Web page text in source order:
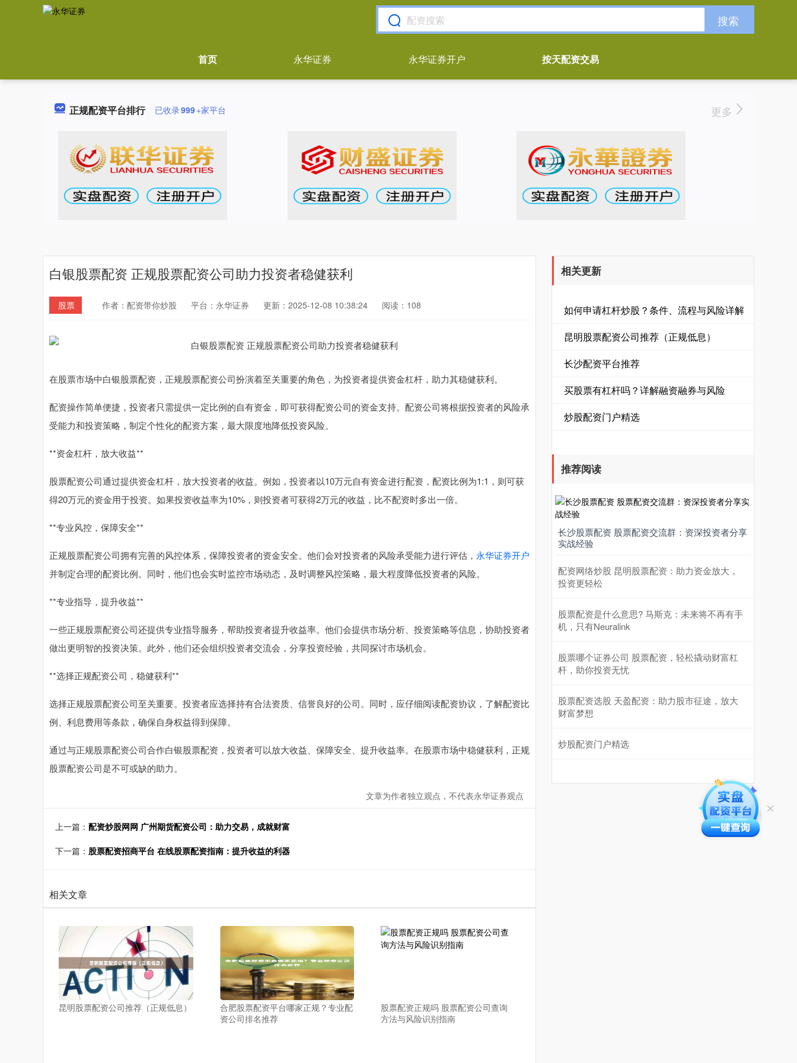
搜索
首页 永华证券 永华证券开户 按天配资交易
正规配资平台排行 已收录999+家平台 更多
白银股票配资 正规股票配资公司助力投资者稳健获利
股票 作者：配资带你炒股 平台：永华证券 更新：2025-12-08 10:38:24 阅读：108
在股票市场中白银股票配资，正规股票配资公司扮演着至关重要的角色，为投资者提供资金杠杆，助力其稳健获利。
配资操作简单便捷，投资者只需提供一定比例的自有资金，即可获得配资公司的资金支持。配资公司将根据投资者的风险承
受能力和投资策略，制定个性化的配资方案，最大限度地降低投资风险。
**资金杠杆，放大收益**
股票配资公司通过提供资金杠杆，放大投资者的收益。例如，投资者以10万元自有资金进行配资，配资比例为1:1，则可获
得20万元的资金用于投资。如果投资收益率为10%，则投资者可获得2万元的收益，比不配资时多出一倍。
**专业风控，保障安全**
正规股票配资公司拥有完善的风控体系，保障投资者的资金安全。他们会对投资者的风险承受能力进行评估， 永华证券开户
并制定合理的配资比例。同时，他们也会实时监控市场动态，及时调整风控策略，最大程度降低投资者的风险。
**专业指导，提升收益**
一些正规股票配资公司还提供专业指导服务，帮助投资者提升收益率。他们会提供市场分析、投资策略等信息，协助投资者
做出更明智的投资决策。此外，他们还会组织投资者交流会，分享投资经验，共同探讨市场机会。
**选择正规配资公司，稳健获利**
选择正规股票配资公司至关重要。投资者应选择持有合法资质、信誉良好的公司。同时，应仔细阅读配资协议，了解配资比
例、利息费用等条款，确保自身权益得到保障。
通过与正规股票配资公司合作白银股票配资，投资者可以放大收益、保障安全、提升收益率。在股票市场中稳健获利，正规
股票配资公司是不可或缺的助力。
文章为作者独立观点，不代表永华证券观点
上一篇： 配资炒股网网 广州期货配资公司：助力交易，成就财富
下一篇： 股票配资招商平台 在线股票配资指南：提升收益的利器
相关文章
昆明股票配资公司推荐（正规低息）
合肥股票配资平台哪家正规？专业配
资公司排名推荐
股票配资正规吗 股票配资公司查询
方法与风险识别指南
相关更新
如何申请杠杆炒股？条件、流程与风险详解
昆明股票配资公司推荐（正规低息）
长沙配资平台推荐
买股票有杠杆吗？详解融资融券与风险
炒股配资门户精选
推荐阅读
长沙股票配资 股票配资交流群：资深投资者分享
实战经验
配资网络炒股 昆明股票配资：助力资金放大，
投资更轻松
股票配资是什么意思? 马斯克：未来将不再有手
机，只有Neuralink
股票哪个证券公司 股票配资，轻松撬动财富杠
杆，助你投资无忧
股票配资选股 天盈配资：助力股市征途，放大
财富梦想
炒股配资门户精选